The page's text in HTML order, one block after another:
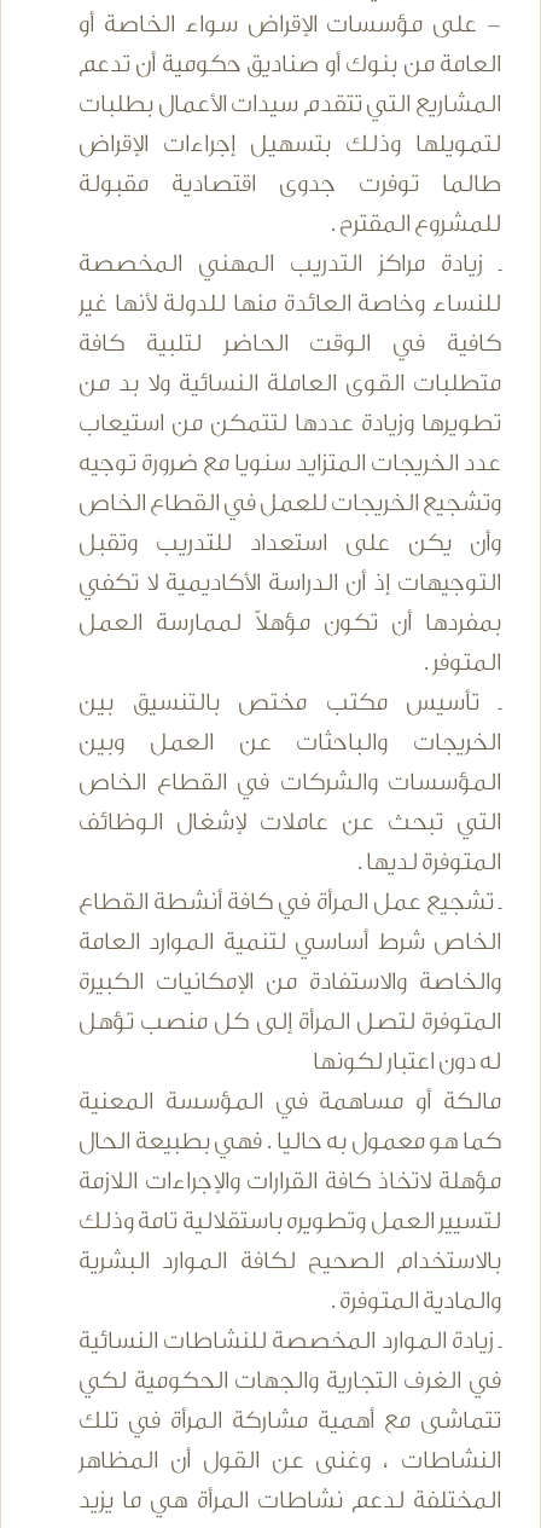
- على مؤسسات الإقراض سواء الخاصة أو
العامة من بنوك أو صناديق حكومية أن تدعم
المشاريع التي تتقدم سيدات الأعمال بطلبات
لتمويلها وذلك بتسهيل إجراءات الإقراض
طالما توفرت جدوى اقتصادية مقبولة
للمشروع المقترح .
ـ زيادة مراكز التدريب المهني المخصصة
للنساء وخاصة العائدة منها للدولة لأنها غير
كافية في الوقت الحاضر لتلبية كافة
متطلبات القوى العاملة النسائية ولا بد من
تطويرها وزيادة عددها لتتمكن من استيعاب
عدد الخريجات المتزايد سنويا مع ضرورة توجيه
وتشجيع الخريجات للعمل في القطاع الخاص
وأن يكن على استعداد للتدريب وتقبل
التوجيهات إذ أن الدراسة الأكاديمية لا تكفي
بمفردها أن تكون مؤهلاً لممارسة العمل
المتوفر .
ـ تأسيس مكتب مختص بالتنسيق بين
الخريجات والباحثات عن العمل وبين
المؤسسات والشركات في القطاع الخاص
التي تبحث عن عاملات لإشغال الوظائف
المتوفرة لديها .
ـ تشجيع عمل المرأة في كافة أنشطة القطاع
الخاص شرط أساسي لتنمية الموارد العامة
والخاصة والاستفادة من الإمكانيات الكبيرة
المتوفرة لتصل المرأة إلى كل منصب تؤهل
له دون اعتبار لكونها
مالكة أو مساهمة في المؤسسة المعنية
كما هو معمول به حاليا . فهي بطبيعة الحال
مؤهلة لاتخاذ كافة القرارات والإجراءات اللازمة
لتسيير العمل وتطويره باستقلالية تامة وذلك
بالاستخدام الصحيح لكافة الموارد البشرية
والمادية المتوفرة .
ـ زيادة الموارد المخصصة للنشاطات النسائية
في الغرف التجارية والجهات الحكومية لكي
تتماشى مع أهمية مشاركة المرأة في تلك
النشاطات ، وغنى عن القول أن المظاهر
المختلفة لدعم نشاطات المرأة هي ما يزيد